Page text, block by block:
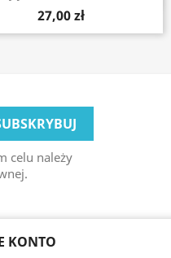
27,00 zł
celu należy
KONTO